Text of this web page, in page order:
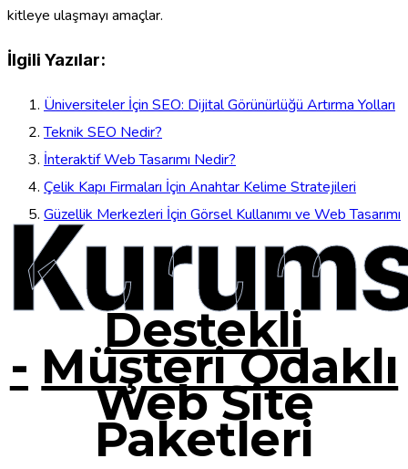
kitleye ulaşmayı amaçlar.
İlgili Yazılar:
Üniversiteler İçin SEO: Dijital Görünürlüğü Artırma Yolları
Teknik SEO Nedir?
İnteraktif Web Tasarımı Nedir?
Çelik Kapı Firmaları İçin Anahtar Kelime Stratejileri
Güzellik Merkezleri İçin Görsel Kullanımı ve Web Tasarımı
Destekli
- Müşteri Odaklı
Web Site
Paketleri